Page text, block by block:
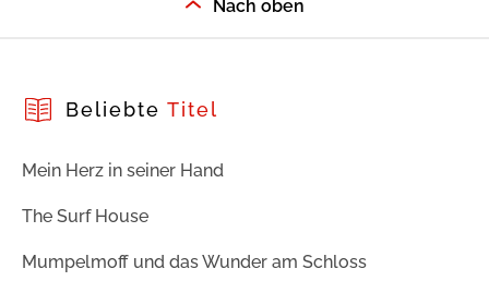
Nach oben
Beliebte Titel
Mein Herz in seiner Hand
The Surf House
Mumpelmoff und das Wunder am Schloss